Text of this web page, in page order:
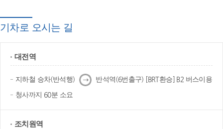
기차로 오시는 길
대전역
지하철 승차(반석행) 다
음
반석역(6번출구) [BRT환승] B2 버스이용
청사까지 60분 소요
조치원역